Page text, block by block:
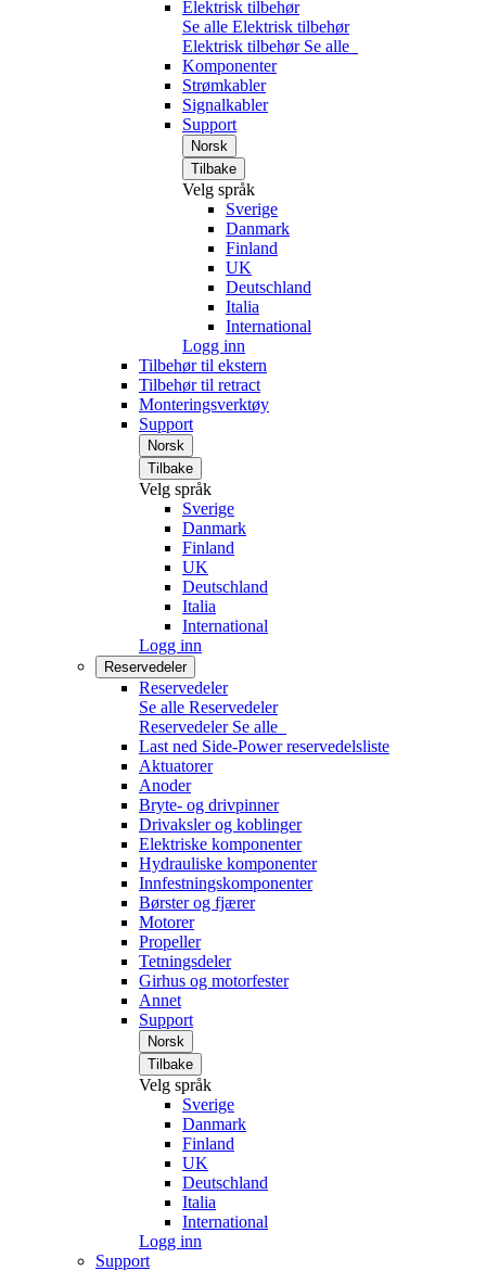
Elektrisk tilbehør
Se alle Elektrisk tilbehør
Elektrisk tilbehør Se alle
Komponenter
Strømkabler
Signalkabler
Support
Norsk
Tilbake
Velg språk
Sverige
Danmark
Finland
UK
Deutschland
Italia
International
Logg inn
Tilbehør til ekstern
Tilbehør til retract
Monteringsverktøy
Support
Norsk
Tilbake
Velg språk
Sverige
Danmark
Finland
UK
Deutschland
Italia
International
Logg inn
Reservedeler
Reservedeler
Se alle Reservedeler
Reservedeler Se alle
Last ned Side-Power reservedelsliste
Aktuatorer
Anoder
Bryte- og drivpinner
Drivaksler og koblinger
Elektriske komponenter
Hydrauliske komponenter
Innfestningskomponenter
Børster og fjærer
Motorer
Propeller
Tetningsdeler
Girhus og motorfester
Annet
Support
Norsk
Tilbake
Velg språk
Sverige
Danmark
Finland
UK
Deutschland
Italia
International
Logg inn
Support